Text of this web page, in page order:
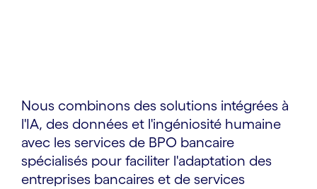
Nous combinons des solutions intégrées à
l'IA, des données et l'ingéniosité humaine
avec les services de BPO bancaire
spécialisés pour faciliter l'adaptation des
entreprises bancaires et de services